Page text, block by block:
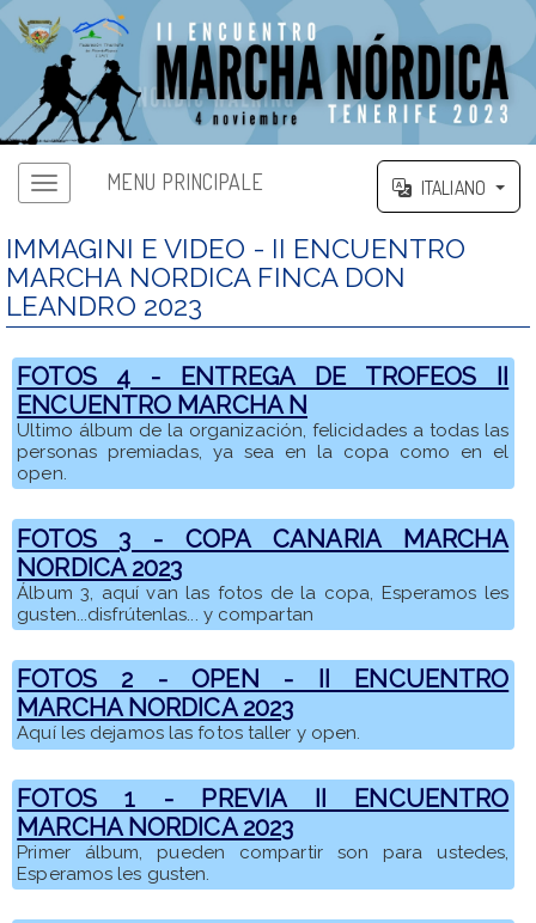
MENU PRINCIPALE ITALIANO
IMMAGINI E VIDEO - II ENCUENTRO
MARCHA NORDICA FINCA DON
LEANDRO 2023
FOTOS 4 - ENTREGA DE TROFEOS II
ENCUENTRO MARCHA N
Ultimo álbum de la organización, felicidades a todas las
personas premiadas, ya sea en la copa como en el
open.
FOTOS 3 - COPA CANARIA MARCHA
NORDICA 2023
Álbum 3, aquí van las fotos de la copa, Esperamos les
gusten...disfrútenlas... y compartan
FOTOS 2 - OPEN - II ENCUENTRO
MARCHA NORDICA 2023
Aquí les dejamos las fotos taller y open.
FOTOS 1 - PREVIA II ENCUENTRO
MARCHA NORDICA 2023
Primer álbum, pueden compartir son para ustedes,
Esperamos les gusten.